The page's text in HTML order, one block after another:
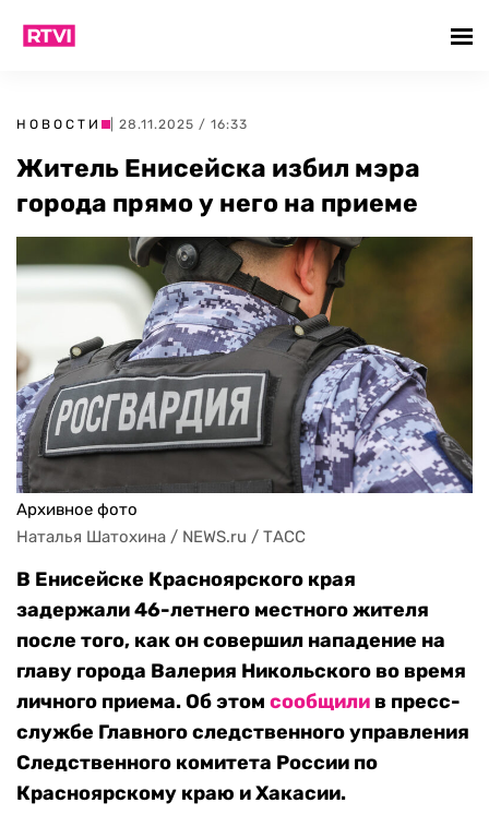
НОВОСТИ | 28.11.2025 / 16:33
Житель Енисейска избил мэра
города прямо у него на приеме
Архивное фото
Наталья Шатохина / NEWS.ru / ТАСС
В Енисейске Красноярского края
задержали 46-летнего местного жителя
после того, как он совершил нападение на
главу города Валерия Никольского во время
личного приема. Об этом сообщили в пресс-
службе Главного следственного управления
Следственного комитета России по
Красноярскому краю и Хакасии.